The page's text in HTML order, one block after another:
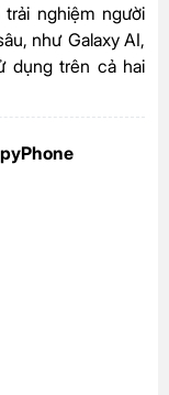
nghiệm người
như Galaxy AI,
dụng trên cả hai